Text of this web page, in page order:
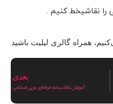
را نقاشیخط کنیم .
همراه گالری لیلیت باشید
بعدی
آموزش نقاشیخط حرفه‌ای عربی اسلامی